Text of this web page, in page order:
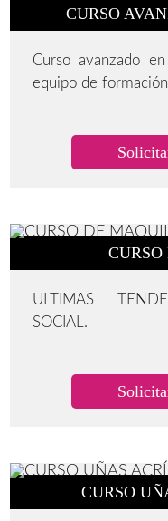
CURSO
Curso avanzado
equipo de
ULTIMAS
SOCIAL.
CURSO